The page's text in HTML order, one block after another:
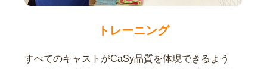
トレーニング
すべてのキャストがCaSy品質を体現できるよう